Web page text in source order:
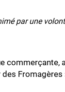
par une
commerçante,
des